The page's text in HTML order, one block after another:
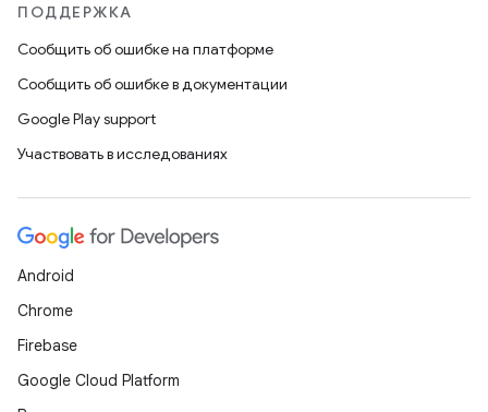
ПОДДЕРЖКА
Сообщить об ошибке на платформе
Сообщить об ошибке в документации
Google Play support
Участвовать в исследованиях
Android
Chrome
Firebase
Google Cloud Platform